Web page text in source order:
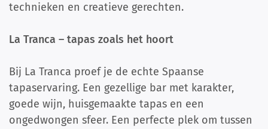
technieken en creatieve gerechten.
La Tranca – tapas zoals het hoort
Bij La Tranca proef je de echte Spaanse
tapaservaring. Een gezellige bar met karakter,
goede wijn, huisgemaakte tapas en een
ongedwongen sfeer. Een perfecte plek om tussen